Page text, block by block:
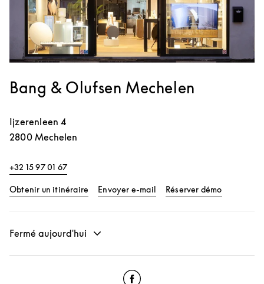
Bang & Olufsen Mechelen
Ijzerenleen 4
2800 Mechelen
+32 15 97 01 67
Obtenir un itinéraire Link Opens in New Tab
Envoyer e-mail Réserver démo
Fermé aujourd'hui
Click to open Facebook
Link Opens in New Tab